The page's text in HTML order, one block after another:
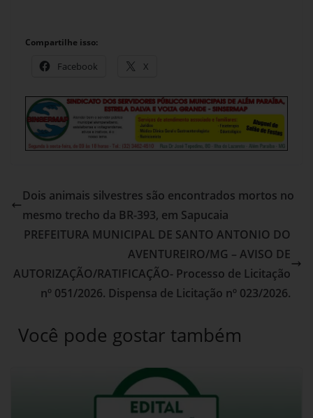
Compartilhe isso:
Facebook X
Dois animais silvestres são encontrados mortos no
mesmo trecho da BR-393, em Sapucaia
PREFEITURA MUNICIPAL DE SANTO ANTONIO DO
AVENTUREIRO/MG – AVISO DE
AUTORIZAÇÃO/RATIFICAÇÃO- Processo de Licitação
nº 051/2026. Dispensa de Licitação nº 023/2026.
Você pode gostar também